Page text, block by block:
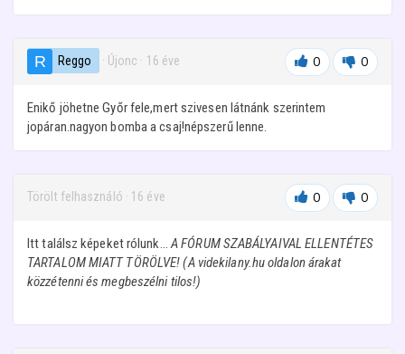
Reggo · Újonc · 16 éve 0 0
Enikő jöhetne Győr fele,mert szivesen látnánk szerintem
jopáran.nagyon bomba a csaj!népszerű lenne.
Törölt felhasználó · 16 éve 0 0
Itt találsz képeket rólunk... A FÓRUM SZABÁLYAIVAL ELLENTÉTES
TARTALOM MIATT TÖRÖLVE! (A videkilany.hu oldalon árakat
közzétenni és megbeszélni tilos!)